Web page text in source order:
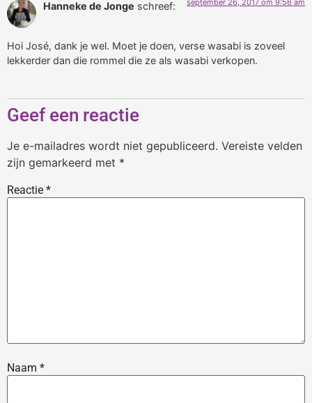
Hanneke de Jonge schreef: september 26, 2017 om 9:56 am
Hoi José, dank je wel. Moet je doen, verse wasabi is zoveel
lekkerder dan die rommel die ze als wasabi verkopen.
Geef een reactie
Je e-mailadres wordt niet gepubliceerd. Vereiste velden
zijn gemarkeerd met *
Reactie *
Naam *